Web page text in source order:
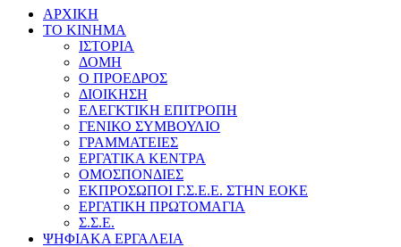
ΑΡΧΙΚΗ
ΤΟ ΚΙΝΗΜΑ
ΙΣΤΟΡΙΑ
ΔΟΜΗ
Ο ΠΡΟΕΔΡΟΣ
ΔΙΟΙΚΗΣΗ
ΕΛΕΓΚΤΙΚΗ ΕΠΙΤΡΟΠΗ
ΓΕΝΙΚΟ ΣΥΜΒΟΥΛΙΟ
ΓΡΑΜΜΑΤΕΙΕΣ
ΕΡΓΑΤΙΚΑ ΚΕΝΤΡΑ
ΟΜΟΣΠΟΝΔΙΕΣ
ΕΚΠΡΟΣΩΠΟΙ Γ.Σ.Ε.Ε. ΣΤΗΝ ΕΟΚΕ
ΕΡΓΑΤΙΚΗ ΠΡΩΤΟΜΑΓΙΑ
Σ.Σ.Ε.
ΨΗΦΙΑΚΑ ΕΡΓΑΛΕΙΑ